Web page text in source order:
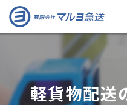
軽貨物配送